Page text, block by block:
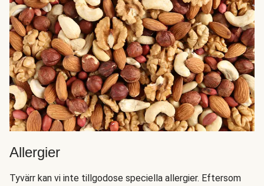
Allergier
Tyvärr kan vi inte tillgodose speciella allergier. Eftersom